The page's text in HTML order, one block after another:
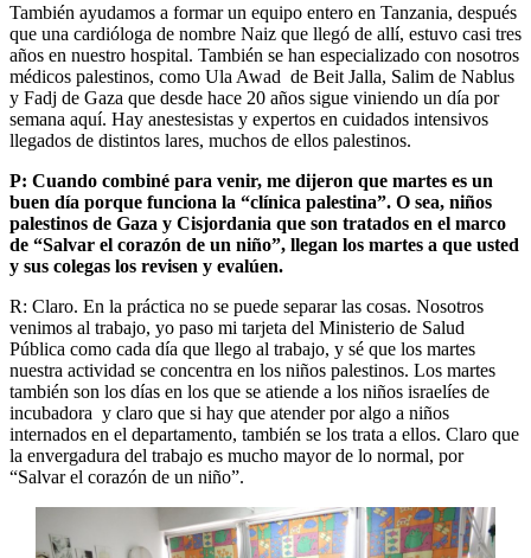
También ayudamos a formar un equipo entero en Tanzania, después
que una cardióloga de nombre Naiz que llegó de allí, estuvo casi tres
años en nuestro hospital. También se han especializado con nosotros
médicos palestinos, como Ula Awad de Beit Jalla, Salim de Nablus
y Fadj de Gaza que desde hace 20 años sigue viniendo un día por
semana aquí. Hay anestesistas y expertos en cuidados intensivos
llegados de distintos lares, muchos de ellos palestinos.
P: Cuando combiné para venir, me dijeron que martes es un
buen día porque funciona la “clínica palestina”. O sea, niños
palestinos de Gaza y Cisjordania que son tratados en el marco
de “Salvar el corazón de un niño”, llegan los martes a que usted
y sus colegas los revisen y evalúen.
R: Claro. En la práctica no se puede separar las cosas. Nosotros
venimos al trabajo, yo paso mi tarjeta del Ministerio de Salud
Pública como cada día que llego al trabajo, y sé que los martes
nuestra actividad se concentra en los niños palestinos. Los martes
también son los días en los que se atiende a los niños israelíes de
incubadora y claro que si hay que atender por algo a niños
internados en el departamento, también se los trata a ellos. Claro que
la envergadura del trabajo es mucho mayor de lo normal, por
“Salvar el corazón de un niño”.